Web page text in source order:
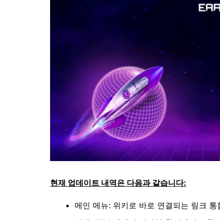
현재 업데이트 내역은 다음과 같습니다:
메인 메뉴: 위키로 바로 연결되는 링크 통